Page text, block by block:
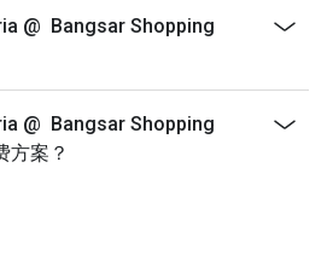
@ Bangsar Shopping
@ Bangsar Shopping
方案？